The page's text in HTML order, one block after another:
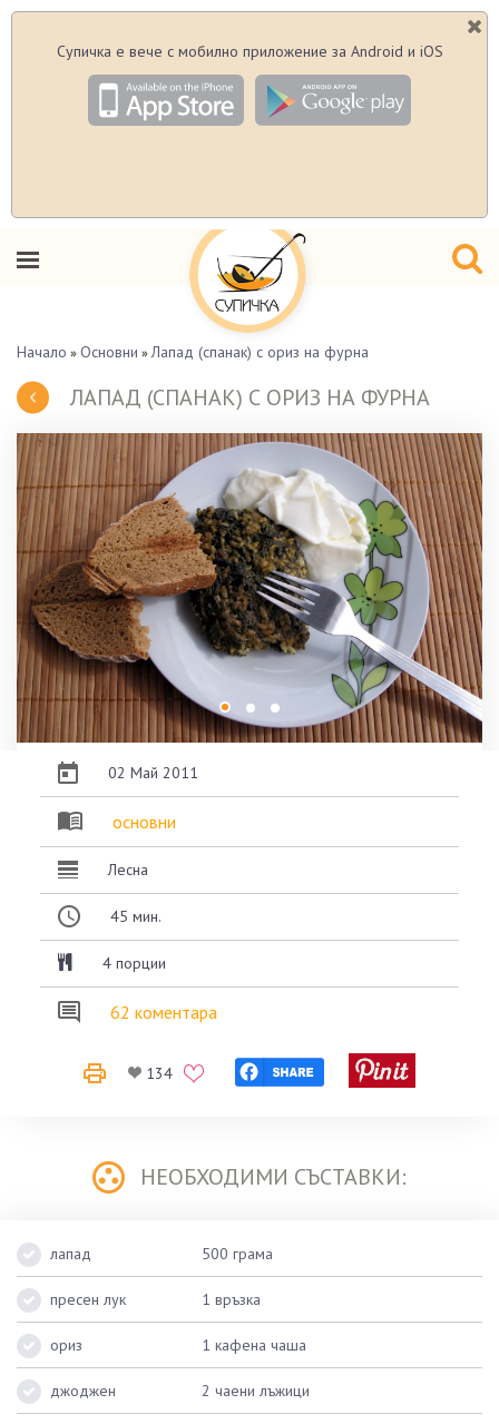
Супичка е вече с мобилно приложение за Android и iOS
Начало » Основни » Лапад (спанак) с ориз на фурна
ЛАПАД (СПАНАК) С ОРИЗ НА ФУРНА
02 Май 2011
основни
Лесна
45 мин.
4 порции
62 коментара
134
НЕОБХОДИМИ СЪСТАВКИ:
лапад 500 грама
пресен лук 1 връзка
ориз 1 кафена чаша
джоджен 2 чаени лъжици